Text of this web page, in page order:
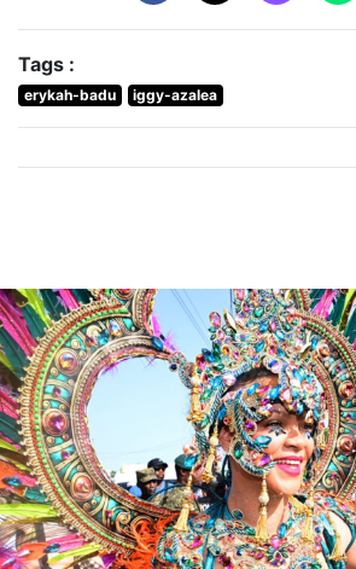
Tags :
erykah-badu iggy-azalea